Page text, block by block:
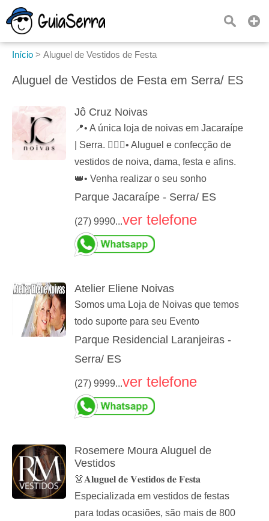
Início > Aluguel de Vestidos de Festa
Aluguel de Vestidos de Festa em Serra/ ES
Jô Cruz Noivas
📍• A única loja de noivas em Jacaraípe
| Serra. 👰🏻‍♀️• Aluguel e confecção de
vestidos de noiva, dama, festa e afins.
👑• Venha realizar o seu sonho
Parque Jacaraípe - Serra/ ES
(27) 9990...ver telefone
Atelier Eliene Noivas
Somos uma Loja de Noivas que temos
todo suporte para seu Evento
Parque Residencial Laranjeiras -
Serra/ ES
(27) 9999...ver telefone
Rosemere Moura Aluguel de
Vestidos
👗𝐀𝐥𝐮𝐠𝐮𝐞𝐥 𝐝𝐞 𝐕𝐞𝐬𝐭𝐢𝐝𝐨𝐬 𝐝𝐞 𝐅𝐞𝐬𝐭𝐚
Especializada em vestidos de festas
para todas ocasiões, são mais de 800